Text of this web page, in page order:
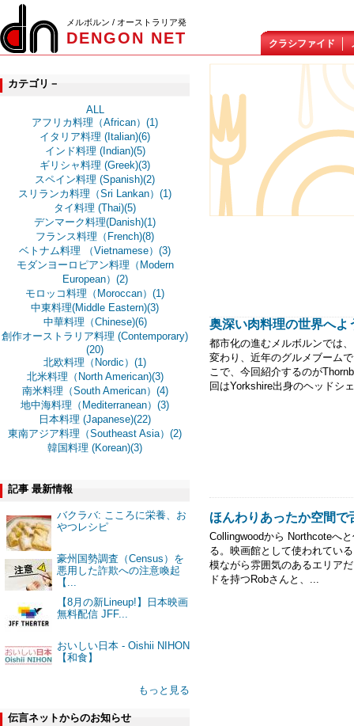
メルボルン / オーストラリア発
DENGON NET クラシファイド
カテゴリ－
ALL
アフリカ料理（African）(1)
イタリア料理 (Italian)(6)
インド料理 (Indian)(5)
ギリシャ料理 (Greek)(3)
スペイン料理 (Spanish)(2)
スリランカ料理（Sri Lankan）(1)
タイ料理 (Thai)(5)
デンマーク料理(Danish)(1)
フランス料理（French)(8)
ベトナム料理 （Vietnamese）(3)
モダンヨーロピアン料理（Modern
European）(2)
モロッコ料理（Moroccan）(1)
中東料理(Middle Eastern)(3)
中華料理（Chinese)(6)
創作オーストラリア料理 (Contemporary)
(20)
北欧料理（Nordic）(1)
北米料理（North American)(3)
南米料理（South American）(4)
地中海料理（Mediterranean）(3)
日本料理 (Japanese)(22)
東南アジア料理（Southeast Asia）(2)
韓国料理 (Korean)(3)
記事 最新情報
バクラバ: こころに栄養、お
やつレシピ
豪州国勢調査（Census）を
悪用した詐欺への注意喚起
【...
【8月の新Lineup!】日本映画
無料配信 JFF...
おいしい日本 - Oishii NIHON
【和食】
もっと見る
伝言ネットからのお知らせ
奥深い肉料理の世界へ
都市化の進むメルボルンでは
変わり、近年のグルメブーム
こで、今回紹介するのが
回はYorkshire出身のヘッドシ
ほんわりあったか空間
Collingwoodから Northcoteへ
る。映画館として使われてい
模ながら雰囲気のあるエリア
ドを持つRobさんと、...